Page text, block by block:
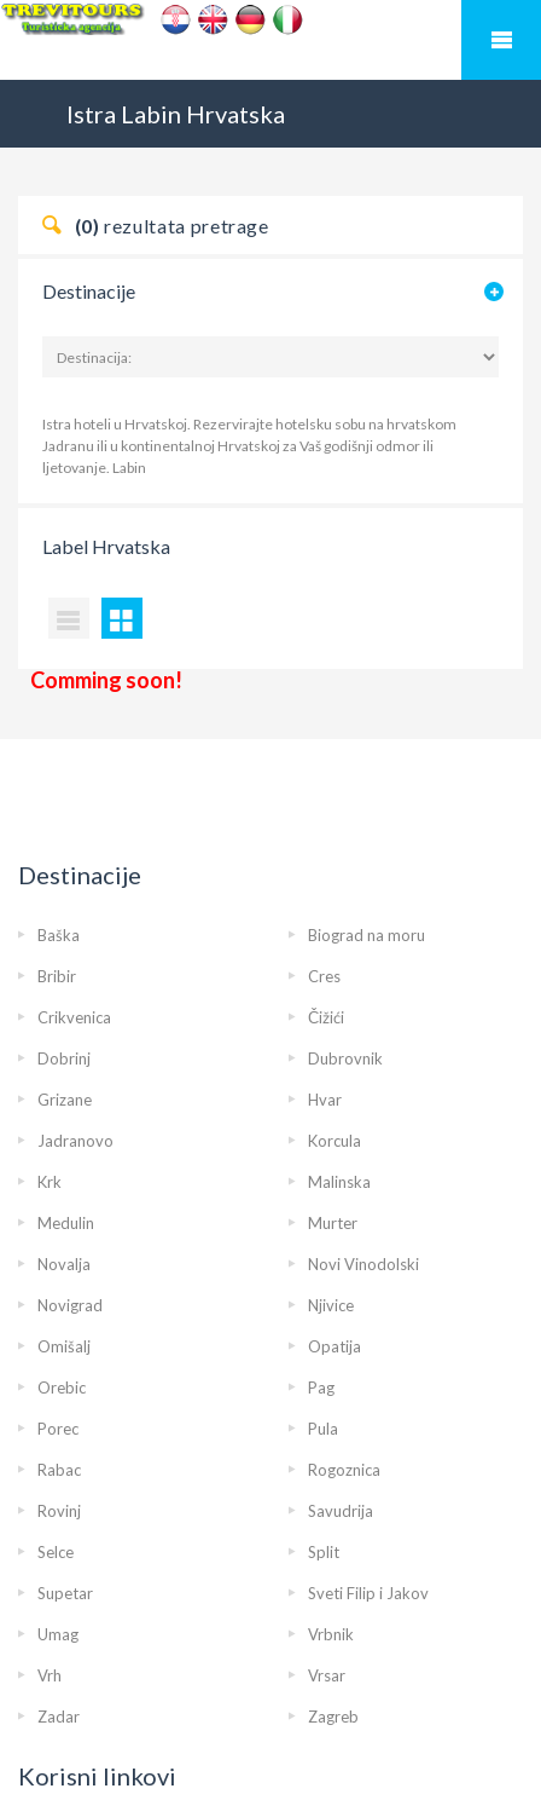
Istra Labin Hrvatska
(0) rezultata pretrage
Destinacije
Istra hoteli u Hrvatskoj. Rezervirajte hotelsku sobu na hrvatskom
Jadranu ili u kontinentalnoj Hrvatskoj za Vaš godišnji odmor ili
ljetovanje. Labin
Label Hrvatska
Comming soon!
Destinacije
Baška Biograd na moru
Bribir Cres
Crikvenica Čižići
Dobrinj Dubrovnik
Grizane Hvar
Jadranovo Korcula
Krk Malinska
Medulin Murter
Novalja Novi Vinodolski
Novigrad Njivice
Omišalj Opatija
Orebic Pag
Porec Pula
Rabac Rogoznica
Rovinj Savudrija
Selce Split
Supetar Sveti Filip i Jakov
Umag Vrbnik
Vrh Vrsar
Zadar Zagreb
Korisni linkovi